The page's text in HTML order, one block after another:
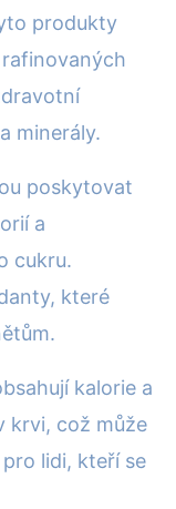
produkty
minerály.
poskytovat
a
cukru.
které
kalorie a
krvi, což může
lidi, kteří se